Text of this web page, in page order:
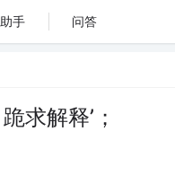
手 问答
求解释’；